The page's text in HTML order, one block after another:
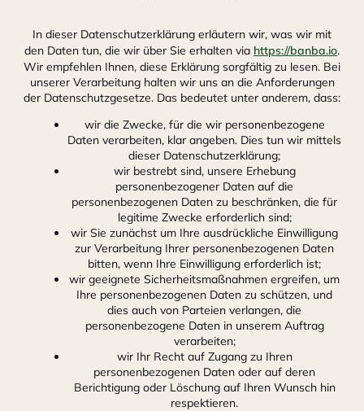
In dieser Datenschutzerklärung erläutern wir, was wir mit
den Daten tun, die wir über Sie erhalten via https://banba.io.
Wir empfehlen Ihnen, diese Erklärung sorgfältig zu lesen. Bei
unserer Verarbeitung halten wir uns an die Anforderungen
der Datenschutzgesetze. Das bedeutet unter anderem, dass:
wir die Zwecke, für die wir personenbezogene
Daten verarbeiten, klar angeben. Dies tun wir mittels
dieser Datenschutzerklärung;
wir bestrebt sind, unsere Erhebung
personenbezogener Daten auf die
personenbezogenen Daten zu beschränken, die für
legitime Zwecke erforderlich sind;
wir Sie zunächst um Ihre ausdrückliche Einwilligung
zur Verarbeitung Ihrer personenbezogenen Daten
bitten, wenn Ihre Einwilligung erforderlich ist;
wir geeignete Sicherheitsmaßnahmen ergreifen, um
Ihre personenbezogenen Daten zu schützen, und
dies auch von Parteien verlangen, die
personenbezogene Daten in unserem Auftrag
verarbeiten;
wir Ihr Recht auf Zugang zu Ihren
personenbezogenen Daten oder auf deren
Berichtigung oder Löschung auf Ihren Wunsch hin
respektieren.